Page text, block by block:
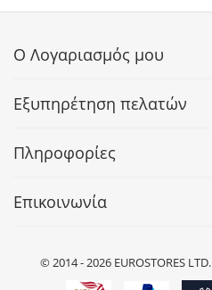
Ο Λογαριασμός μου
Εξυπηρέτηση πελατών
Πληροφορίες
Επικοινωνία
© 2014 - 2026 EUROSTORES LTD.